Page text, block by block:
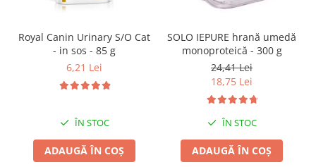
Royal Canin Urinary S/O Cat
- in sos - 85 g
6,21 Lei
ÎN STOC
ADAUGĂ ÎN COȘ
SOLO IEPURE hrană umedă
monoproteică - 300 g
24,41 Lei
18,75 Lei
ÎN STOC
ADAUGĂ ÎN COȘ